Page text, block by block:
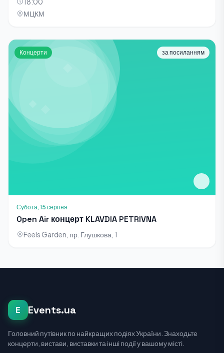
МЦКМ
Концерти за посиланням
Субота, 15 серпня
Open Air концерт KLAVDIA PETRIVNA
Feels Garden, пр. Глушкова, 1
E Events.ua
Головний путівник по найкращих подіях України. Знаходьте
концерти, вистави, виставки та інші події у вашому місті.